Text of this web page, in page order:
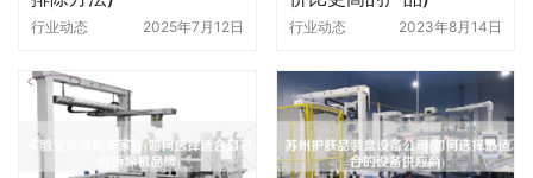
行业动态 2025年7月12日 行业动态 2023年8月14日